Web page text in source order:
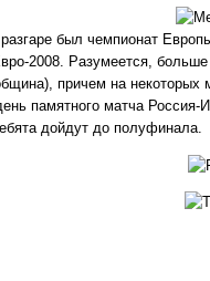
был чемпионат
2008. Разумеется,
причем на
памятного матча
дойдут до полуфинала.